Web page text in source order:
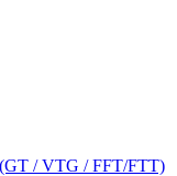
/ VTG / FFT/FTT)